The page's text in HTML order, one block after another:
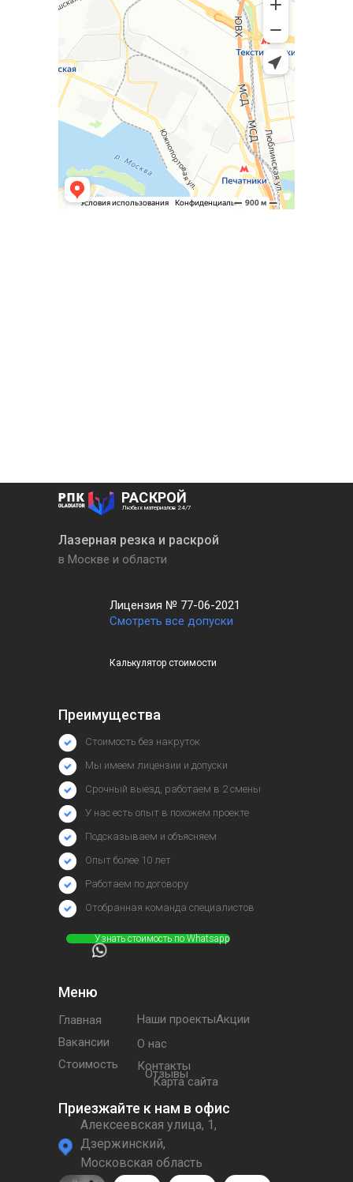
Лазерная резка и раскрой
Алексеевская улица, 1,
Дзержинский,
Московская область
Любых материалов 24/7
РАСКРОЙ
Меню
Главная
Вакансии
Стоимость
Наши проектыАкции
О нас
Контакты
Преимущества
Приезжайте к нам в офис
Стоимость без накруток
Мы имеем лицензии и допуски
Срочный выезд, работаем в 2 смены
У нас есть опыт в похожем проекте
Подсказываем и объясняем
Опыт более 10 лет
Работаем по договору
в Москве и области
⠀⠀⠀⠀Узнать стоимость по Whatsapp
Лицензия № 77-06-2021
Смотреть все допуски
Калькулятор стоимости
Отобранная команда специалистов
Отзывы
Карта сайта